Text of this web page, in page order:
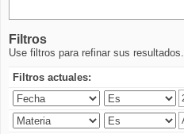
Filtros
Use filtros para refinar sus resultados.
Filtros actuales: